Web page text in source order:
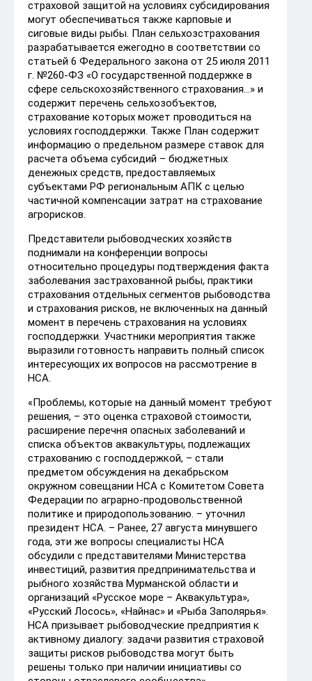
страховой защитой на условиях субсидирования
могут обеспечиваться также карповые и
сиговые виды рыбы. План сельхозстрахования
разрабатывается ежегодно в соответствии со
статьей 6 Федерального закона от 25 июля 2011
г. №260-ФЗ «О государственной поддержке в
сфере сельскохозяйственного страхования…» и
содержит перечень сельхозобъектов,
страхование которых может проводиться на
условиях господдержки. Также План содержит
информацию о предельном размере ставок для
расчета объема субсидий – бюджетных
денежных средств, предоставляемых
субъектами РФ региональным АПК с целью
частичной компенсации затрат на страхование
агрорисков.
Представители рыбоводческих хозяйств
поднимали на конференции вопросы
относительно процедуры подтверждения факта
заболевания застрахованной рыбы, практики
страхования отдельных сегментов рыбоводства
и страхования рисков, не включенных на данный
момент в перечень страхования на условиях
господдержки. Участники мероприятия также
выразили готовность направить полный список
интересующих их вопросов на рассмотрение в
НСА.
«Проблемы, которые на данный момент требуют
решения, – это оценка страховой стоимости,
расширение перечня опасных заболеваний и
списка объектов аквакультуры, подлежащих
страхованию с господдержкой, – стали
предметом обсуждения на декабрьском
окружном совещании НСА с Комитетом Совета
Федерации по аграрно-продовольственной
политике и природопользованию. – уточнил
президент НСА. – Ранее, 27 августа минувшего
года, эти же вопросы специалисты НСА
обсудили с представителями Министерства
инвестиций, развития предпринимательства и
рыбного хозяйства Мурманской области и
организаций «Русское море – Аквакультура»,
«Русский Лосось», «Найнас» и «Рыба Заполярья».
НСА призывает рыбоводческие предприятия к
активному диалогу: задачи развития страховой
защиты рисков рыбоводства могут быть
решены только при наличии инициативы со